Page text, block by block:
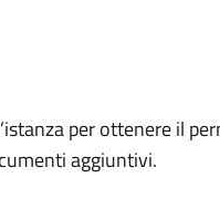
per ottenere il
aggiuntivi.